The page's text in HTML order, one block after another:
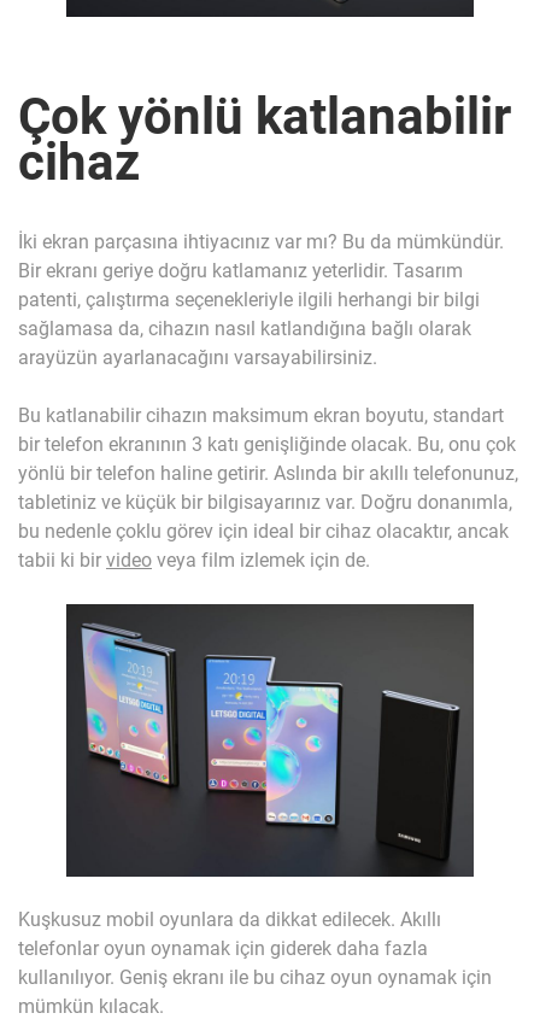
Çok yönlü katlanabilir
cihaz
İki ekran parçasına ihtiyacınız var mı? Bu da mümkündür.
Bir ekranı geriye doğru katlamanız yeterlidir. Tasarım
patenti, çalıştırma seçenekleriyle ilgili herhangi bir bilgi
sağlamasa da, cihazın nasıl katlandığına bağlı olarak
arayüzün ayarlanacağını varsayabilirsiniz.
Bu katlanabilir cihazın maksimum ekran boyutu, standart
bir telefon ekranının 3 katı genişliğinde olacak. Bu, onu çok
yönlü bir telefon haline getirir. Aslında bir akıllı telefonunuz,
tabletiniz ve küçük bir bilgisayarınız var. Doğru donanımla,
bu nedenle çoklu görev için ideal bir cihaz olacaktır, ancak
tabii ki bir video veya film izlemek için de.
Kuşkusuz mobil oyunlara da dikkat edilecek. Akıllı
telefonlar oyun oynamak için giderek daha fazla
kullanılıyor. Geniş ekranı ile bu cihaz oyun oynamak için
mümkün kılacak.